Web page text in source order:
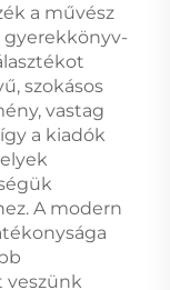
a művész
gyerekkönyv-
szokásos
vastag
a kiadók
A modern
veszünk